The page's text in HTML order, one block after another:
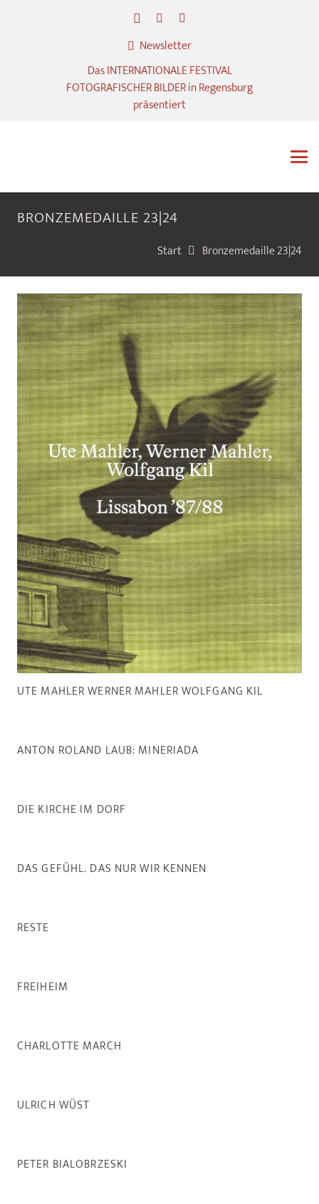
Newsletter
Das INTERNATIONALE FESTIVAL
FOTOGRAFISCHER BILDER in Regensburg
präsentiert
BRONZEMEDAILLE 23|24
Start Bronzemedaille 23|24
UTE MAHLER WERNER MAHLER WOLFGANG KIL
ANTON ROLAND LAUB: MINERIADA
DIE KIRCHE IM DORF
DAS GEFÜHL. DAS NUR WIR KENNEN
RESTE
FREIHEIM
CHARLOTTE MARCH
ULRICH WÜST
PETER BIALOBRZESKI